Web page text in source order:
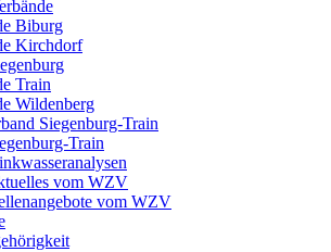
Biburg
Kirchdorf
Train
Wildenberg
Siegenburg-Train
Train
vom WZV
vom WZV